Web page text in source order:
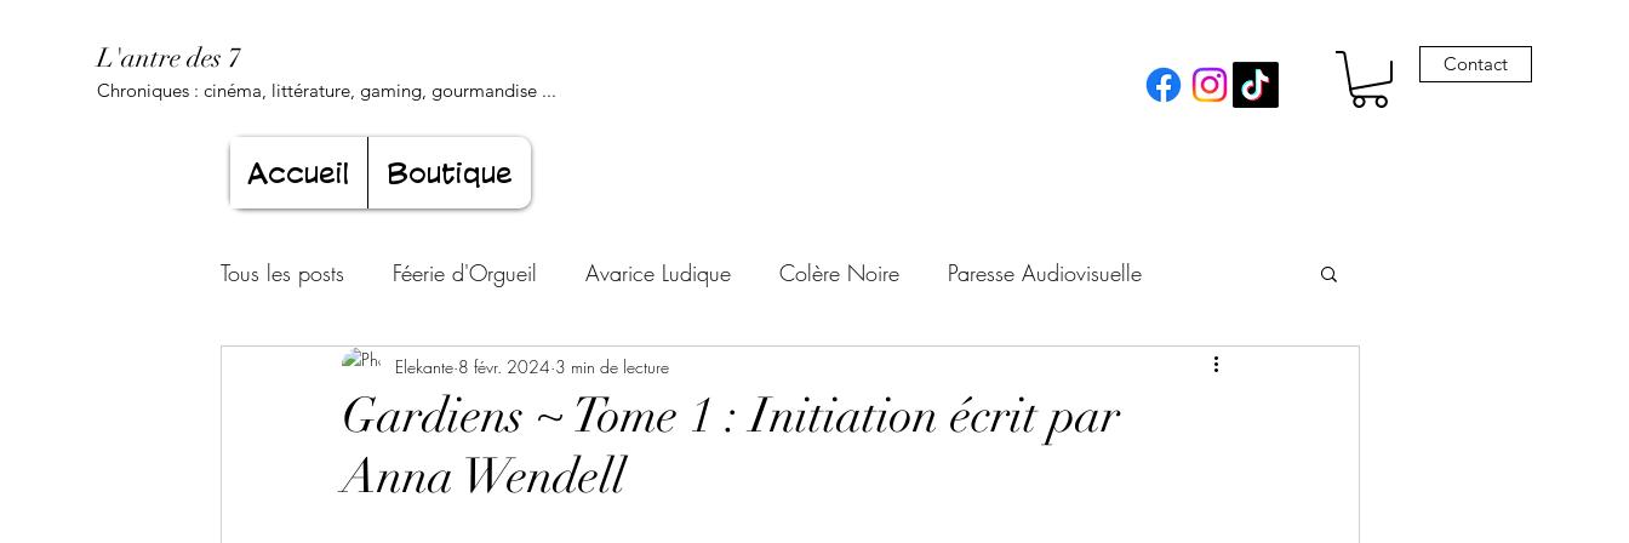
L'antre des 7
Chroniques : cinéma, littérature, gaming, gourmandise ...
Contact
Accueil Boutique
Tous les posts Féerie d'Orgueil Avarice Ludique Colère Noire Paresse Audiovisuelle
Luxure Envoûtante Gourmandise Proscrite
Jeunesse éternelle Cœur d'adolescent
Gardiens ~ Tome 1 : Initiation écrit par
Anna Wendell
Elekante 8 févr. 2024 3 min de lecture